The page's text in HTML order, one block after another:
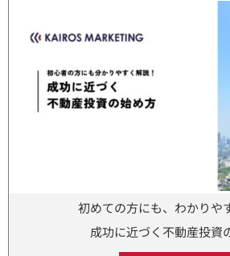
初めての方にも、わかりや
成功に近づく不動産投資